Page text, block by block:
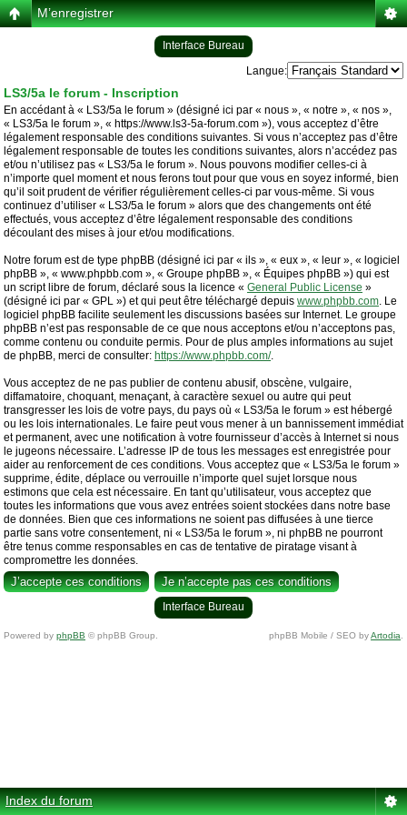
M’enregistrer
Interface Bureau
Langue:
LS3/5a le forum - Inscription
En accédant à « LS3/5a le forum » (désigné ici par « nous », « notre », « nos »,
« LS3/5a le forum », « https://www.ls3-5a-forum.com »), vous acceptez d’être
légalement responsable des conditions suivantes. Si vous n’acceptez pas d’être
légalement responsable de toutes les conditions suivantes, alors n’accédez pas
et/ou n’utilisez pas « LS3/5a le forum ». Nous pouvons modifier celles-ci à
n’importe quel moment et nous ferons tout pour que vous en soyez informé, bien
qu’il soit prudent de vérifier régulièrement celles-ci par vous-même. Si vous
continuez d’utiliser « LS3/5a le forum » alors que des changements ont été
effectués, vous acceptez d’être légalement responsable des conditions
découlant des mises à jour et/ou modifications.
Notre forum est de type phpBB (désigné ici par « ils », « eux », « leur », « logiciel
phpBB », « www.phpbb.com », « Groupe phpBB », « Équipes phpBB ») qui est
un script libre de forum, déclaré sous la licence « General Public License »
(désigné ici par « GPL ») et qui peut être téléchargé depuis www.phpbb.com. Le
logiciel phpBB facilite seulement les discussions basées sur Internet. Le groupe
phpBB n’est pas responsable de ce que nous acceptons et/ou n’acceptons pas,
comme contenu ou conduite permis. Pour de plus amples informations au sujet
de phpBB, merci de consulter: https://www.phpbb.com/.
Vous acceptez de ne pas publier de contenu abusif, obscène, vulgaire,
diffamatoire, choquant, menaçant, à caractère sexuel ou autre qui peut
transgresser les lois de votre pays, du pays où « LS3/5a le forum » est hébergé
ou les lois internationales. Le faire peut vous mener à un bannissement immédiat
et permanent, avec une notification à votre fournisseur d’accès à Internet si nous
le jugeons nécessaire. L’adresse IP de tous les messages est enregistrée pour
aider au renforcement de ces conditions. Vous acceptez que « LS3/5a le forum »
supprime, édite, déplace ou verrouille n’importe quel sujet lorsque nous
estimons que cela est nécessaire. En tant qu’utilisateur, vous acceptez que
toutes les informations que vous avez entrées soient stockées dans notre base
de données. Bien que ces informations ne soient pas diffusées à une tierce
partie sans votre consentement, ni « LS3/5a le forum », ni phpBB ne pourront
être tenus comme responsables en cas de tentative de piratage visant à
compromettre les données.
Interface Bureau
Powered by phpBB © phpBB Group. phpBB Mobile / SEO byArtodia
Index du forum